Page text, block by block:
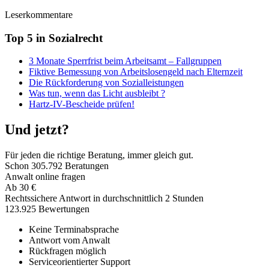
Leserkommentare
Top 5 in Sozialrecht
3 Monate Sperrfrist beim Arbeitsamt – Fallgruppen
Fiktive Bemessung von Arbeitslosengeld nach Elternzeit
Die Rückforderung von Sozialleistungen
Was tun, wenn das Licht ausbleibt ?
Hartz-IV-Bescheide prüfen!
Und jetzt?
Für jeden die richtige Beratung, immer gleich gut.
Schon 305.792 Beratungen
Anwalt online fragen
Ab 30 €
Rechtssichere Antwort in durchschnittlich 2 Stunden
123.925 Bewertungen
Keine Terminabsprache
Antwort vom Anwalt
Rückfragen möglich
Serviceorientierter Support